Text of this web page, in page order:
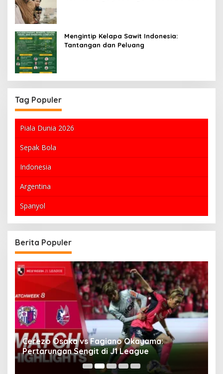
Mengintip Kelapa Sawit Indonesia:
Tantangan dan Peluang
Tag Populer
Piala Dunia 2026
Sepak Bola
Indonesia
Argentina
Spanyol
Berita Populer
Cerezo Osaka vs Fagiano Okayama:
Pertarungan Sengit di J1 League